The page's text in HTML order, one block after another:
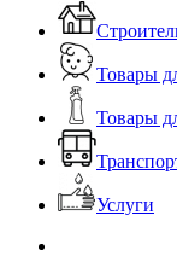
Товары
Товары
Услуги